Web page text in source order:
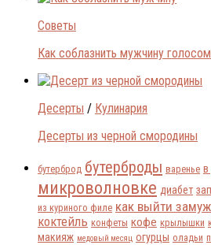
Советы
Как соблазнить мужчину голосом
Десерты / Кулинария
Десерты из черной смородины
бутерброд бутерброды варенье в
микроволновке диабет
из куриного филе как выйти замуж
коктейль конфеты кофе крылышки
макияж медовый месяц огурцы оладьи